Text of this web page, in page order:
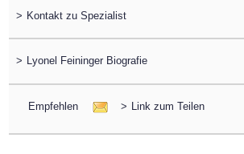
> Kontakt zu Spezialist
> Lyonel Feininger Biografie
Empfehlen > Link zum Teilen